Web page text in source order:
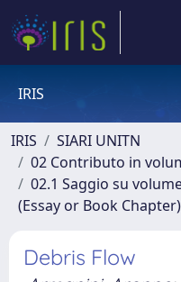
IRIS
IRIS
SIARI UNITN
02 Contributo in
02.1 Saggio su
(Essay or Book Chapter)
Debris Flow